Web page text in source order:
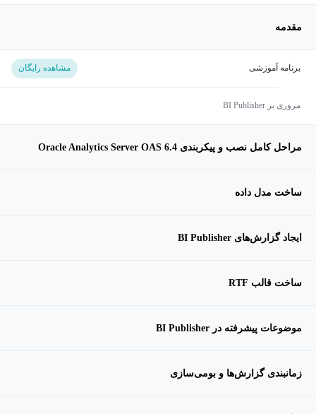
مقدمه
برنامه آموزشی مشاهده رایگان
مروری بر BI Publisher
مراحل کامل نصب و پیکربندی Oracle Analytics Server OAS 6.4
ساخت مدل داده
ایجاد گزارش‌های BI Publisher
ساخت قالب RTF
موضوعات پیشرفته در BI Publisher
زمانبندی گزارش‌ها و بومی‌سازی